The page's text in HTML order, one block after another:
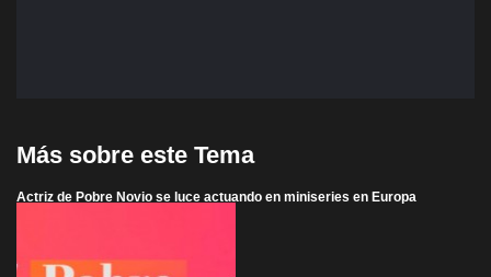
Más sobre este Tema
Actriz de Pobre Novio se luce actuando en miniseries en Europa